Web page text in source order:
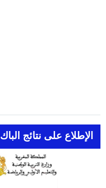
الإطلاع على نتائج الباك 2026